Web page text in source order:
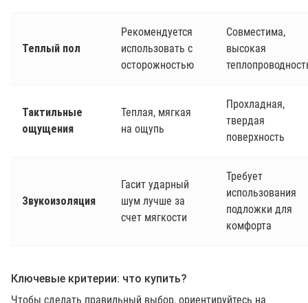
Теплый пол
Рекомендуется
использовать с
осторожностью
Совместима,
высокая
Тактильные
ощущения
Теплая, мягкая
на ощупь
Прохладная,
твердая
поверхность
Звукоизоляция
Гасит ударный
шум лучше за
счет мягкости
Требует
использования
подложки для
комфорта
Ключевые критерии: что купить?
Чтобы сделать правильный выбор, ориентируйтесь на